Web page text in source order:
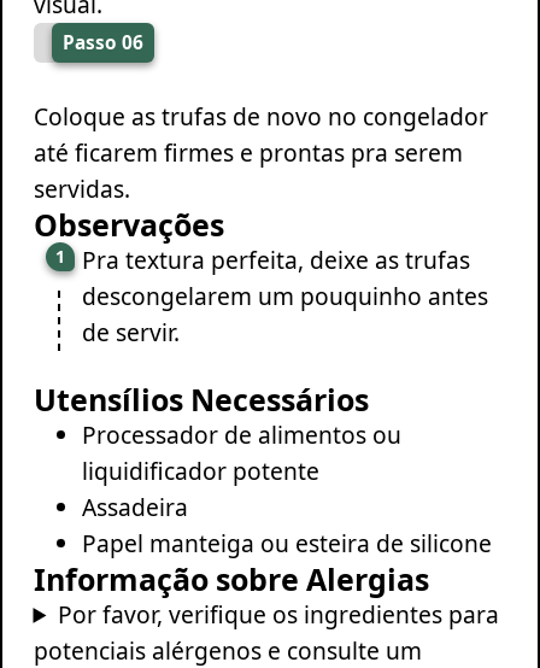
Passo 06
Coloque as trufas de novo no congelador
até ficarem firmes e prontas pra serem
servidas.
Observações
Pra textura perfeita, deixe as trufas
descongelarem um pouquinho antes
de servir.
Utensílios Necessários
Processador de alimentos ou
liquidificador potente
Assadeira
Papel manteiga ou esteira de silicone
Informação sobre Alergias
Por favor, verifique os ingredientes para
potenciais alérgenos e consulte um